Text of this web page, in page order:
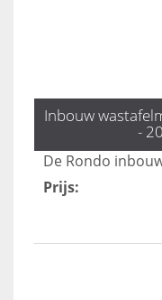
Inbouw
-
Prijs: